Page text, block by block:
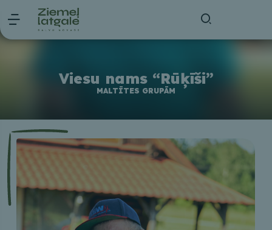
Viesu nams “Rūķīši”
MALTĪTES GRUPĀM